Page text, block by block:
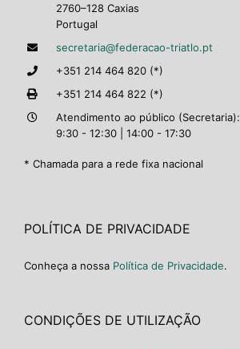
2760–128 Caxias
Portugal
secretaria@federacao-triatlo.pt
+351 214 464 820 (*)
+351 214 464 822 (*)
Atendimento ao público (Secretaria):
9:30 - 12:30 | 14:00 - 17:30
* Chamada para a rede fixa nacional
POLÍTICA DE PRIVACIDADE
Conheça a nossa Política de Privacidade.
CONDIÇÕES DE UTILIZAÇÃO